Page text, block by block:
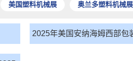
美国塑料机械展 奥兰多塑料机械展
2025年美国安纳海姆西部包